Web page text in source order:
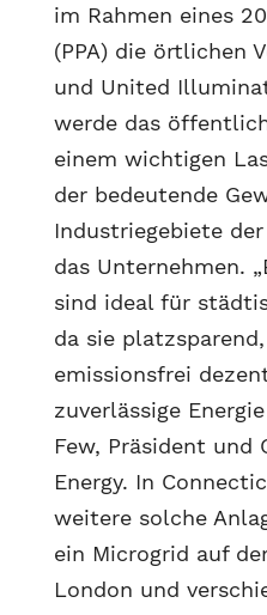
im Rahmen eines
(PPA) die örtlichen
und United
werde das
einem wichtigen
der bedeutende
Industriegebiete
das Unternehmen.
sind ideal für
da sie
emissionsfrei
zuverlässige
Few, Präsident und
Energy. In
weitere solche
ein Microgrid auf
London und